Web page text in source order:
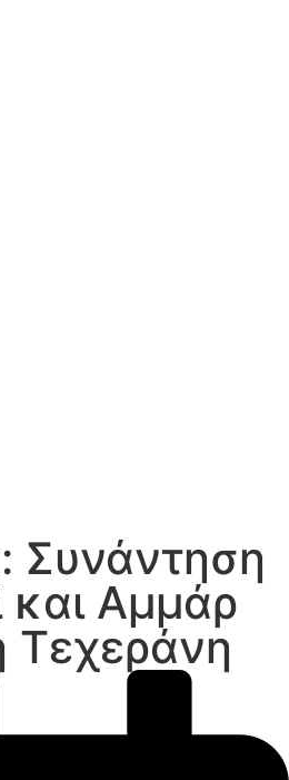
Συνάντηση
και Αμμάρ
Τεχεράνη